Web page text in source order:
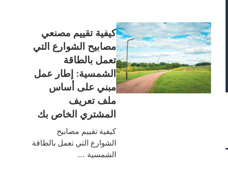
كيفية تقييم مصنعي
مصابيح الشوارع التي
تعمل بالطاقة
الشمسية: إطار عمل
مبني على أساس
ملف تعريف
المشتري الخاص بك
كيفية تقييم مصابيح
الشوارع التي تعمل بالطاقة
الشمسية …